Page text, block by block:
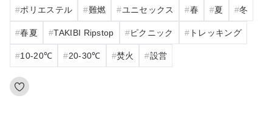
ポリエステル 難燃 ユニセックス 春 夏 冬
春夏 TAKIBI Ripstop ピクニック トレッキング
10‐20℃ 20‐30℃ 焚火 設営